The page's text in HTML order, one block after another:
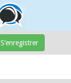
S’enregistrer